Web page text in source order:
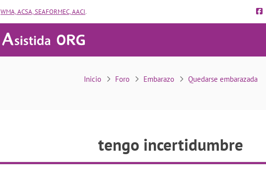
WMA, ACSA, SEAFORMEC, AACI.
tengo incertidumbre
26
Inicio Foro Embarazo Quedarse embarazada
tengo incertidumbre